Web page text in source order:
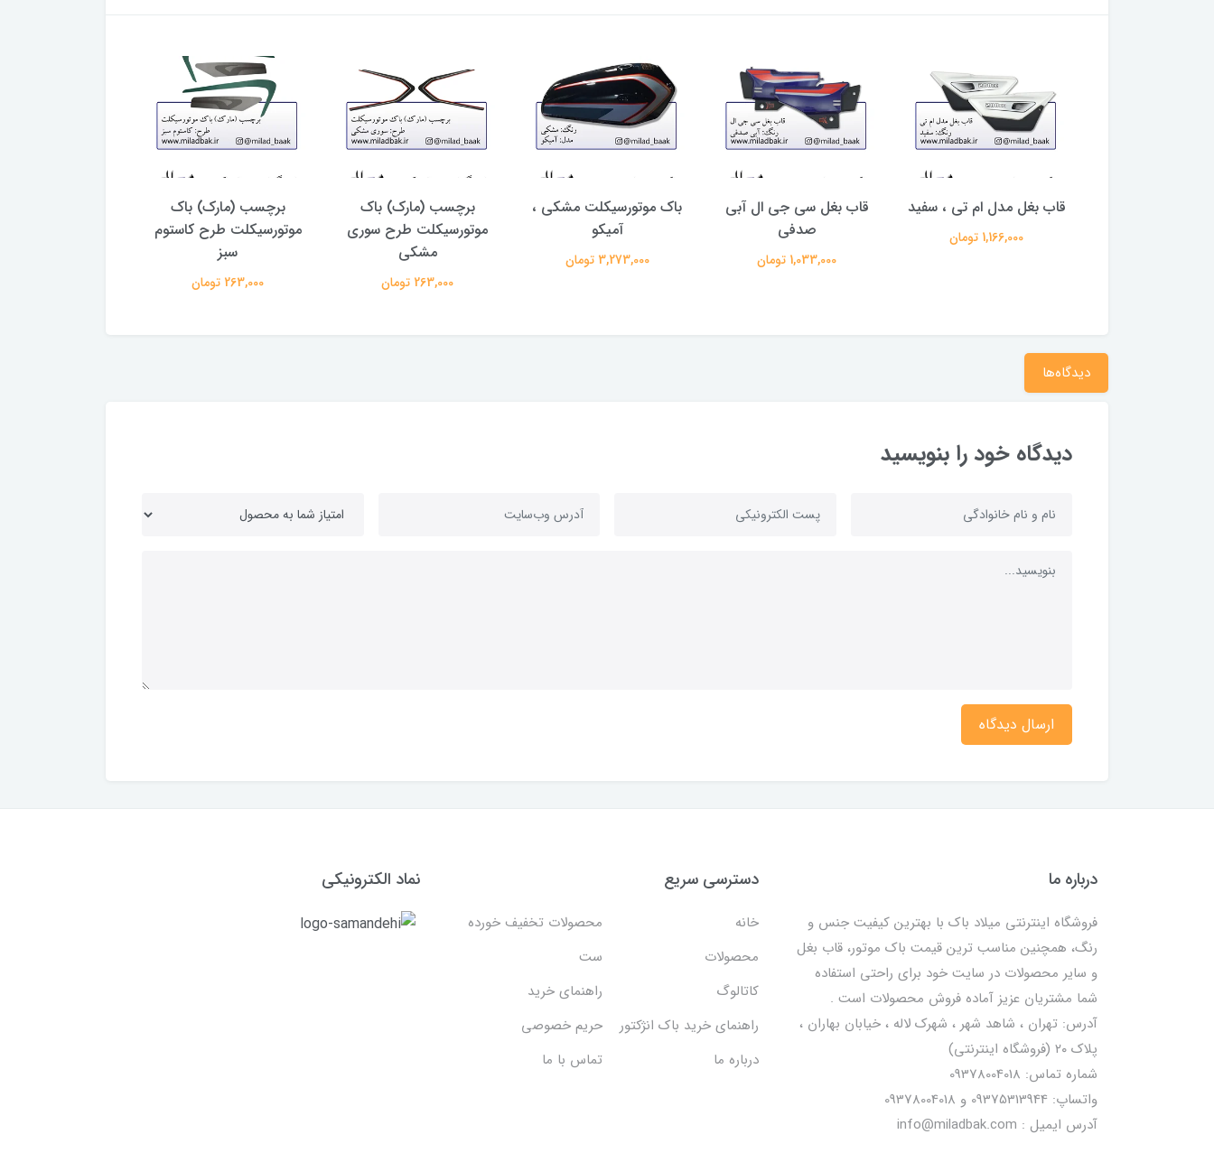
قاب بغل مدل ام تی ، سفید
1,166,000 تومان
قاب بغل سی جی ال آبی
صدفی
1,033,000 تومان
باک موتورسیکلت مشکی ،
آمیکو
3,273,000 تومان
برچسب (مارک) باک
موتورسیکلت طرح سوری
مشکی
263,000 تومان
برچسب (مارک) باک
موتورسیکلت طرح کاستوم
سبز
263,000 تومان
دیدگاه‌ها
دیدگاه خود را بنویسید
ارسال دیدگاه
درباره ما
فروشگاه اینترنتی میلاد باک با بهترین کیفیت جنس و
رنگ، همچنین مناسب ترین قیمت باک موتور، قاب بغل
و سایر محصولات در سایت خود برای راحتی استفاده
شما مشتریان عزیز آماده فروش محصولات است .
آدرس: تهران ، شاهد شهر ، شهرک لاله ، خیابان بهاران ،
پلاک ۲۰ (فروشگاه اینترنتی)
شماره تماس: 09378004018
واتساپ: 09375313944 و 09378004018
آدرس ایمیل : info@miladbak.com
دسترسی سریع
خانه
محصولات تخفیف خورده
محصولات
ست
کاتالوگ
راهنمای خرید
راهنمای خرید باک انژکتور
حریم خصوصی
درباره ما
تماس با ما
نماد الکترونیکی